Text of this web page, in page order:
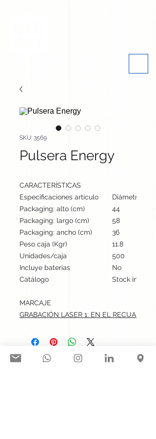
SKU: 3569
Pulsera Energy
CARACTERÍSTICAS
Especificaciones artículo
Diámetro: 7
Packaging: alto (cm)
44
Packaging: largo (cm)
58
Packaging: ancho (cm)
36
Peso caja (Kgr)
11.8
Unidades/caja
500
Incluye baterías
No
Catálogo
Stock
MARCAJE
GRABACIÓN LASER 1: EN EL
Síguenos en nuestras redes